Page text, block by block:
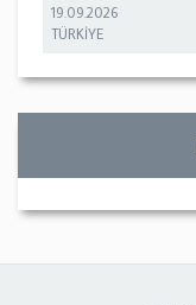
19.09.2026
TÜRKİYE